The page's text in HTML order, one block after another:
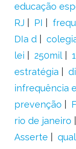
educação
RJ
PI
DIa d
lei
250mil
estratégia
infrequência
prevenção
rio de janeiro
Asserte